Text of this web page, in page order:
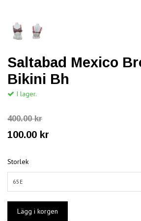
Saltabad Mexico
Bikini Bh
I lager.
400.00 kr
100.00 kr
Storlek
65E